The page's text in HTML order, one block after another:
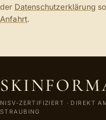
der Datenschutzerklärung
Anfahrt.
NISV-ZERTIFIZIERT · DIREKT
STRAUBING